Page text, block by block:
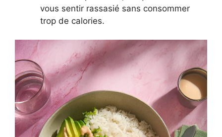
vous sentir rassasié sans consommer
trop de calories.